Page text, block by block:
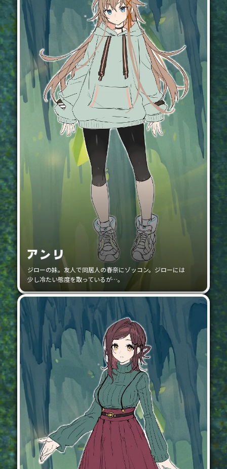
ジローの妹。友人で同居人の春奈にゾッコン。ジローには
少し冷たい態度を取っているが…。